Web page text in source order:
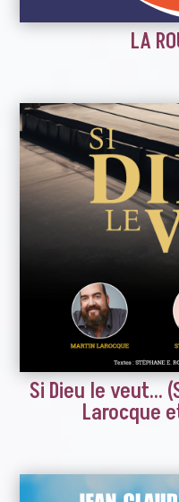
LA
Si Dieu le veut…
Larocque